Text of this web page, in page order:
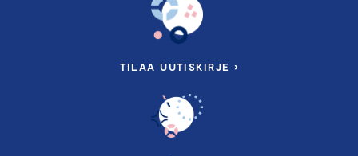
TILAA UUTISKIRJE ›